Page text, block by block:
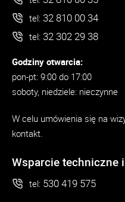
tel: 32 810 00 34
tel: 32 302 29 38
Godziny otwarcia:
pon-pt: 9:00 do 17:00
soboty, niedziele: nieczynne
W celu umówienia się na
kontakt.
Wsparcie techniczne
tel: 530 419 575